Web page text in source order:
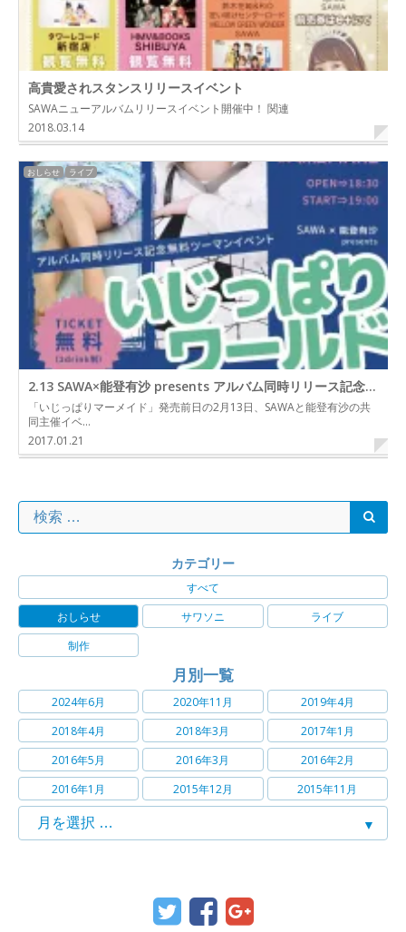
高貴愛されスタンスリリースイベント
SAWAニューアルバムリリースイベント開催中！ 関連
2018.03.14
おしらせ ライブ
2.13 SAWA×能登有沙 presents アルバム同時リリース記念無料ツーマンイベント「いじっぱりワールド」
「いじっぱりマーメイド」発売前日の2月13日、SAWAと能登有沙の共
同主催イベ…
2017.01.21
カテゴリー
すべて
おしらせ
サワソニ
ライブ
制作
月別一覧
2024年6月 2020年11月
2019年4月
2018年4月
2018年3月
2017年1月
2016年5月
2016年3月
2016年2月
2016年1月
2015年12月 2015年11月